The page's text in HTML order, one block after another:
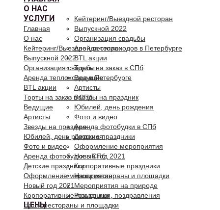
О НАС
УСЛУГИ
Кейтеринг/Выездной ресторан
Выпускной 2022
Организация свадьбы
Аренда теплоходов в Петербурге
BTL акции
Торты на заказ в СПб
Ведущие
Артисты
Звезды на праздник
Юбилей, день рождения
Фото и видео
Аренда фотобудки в СПб
Детские праздники
Оформление мероприятия
Новый год 2021
Корпоративные праздники
Наши рестораны и площадки
Мероприятия на природе
Розыгрыши, поздравления
ЦЕНЫ
Главная
О нас
Кейтеринг/Выездной ресторан
Выпускной 2022
Организация свадьбы
Аренда теплоходов в Петербурге
BTL акции
Торты на заказ в СПб
Ведущие
Артисты
Звезды на праздник
Юбилей, день рождения
Фото и видео
Аренда фотобудки в СПб
Детские праздники
Оформление мероприятия
Новый год 2021
Корпоративные праздники
Наши рестораны и площадки